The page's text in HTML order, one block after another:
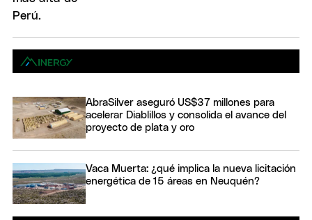
AbraSilver aseguró US$37 millones para
acelerar Diablillos y consolida el avance del
proyecto de plata y oro
Vaca Muerta: ¿qué implica la nueva licitación
energética de 15 áreas en Neuquén?